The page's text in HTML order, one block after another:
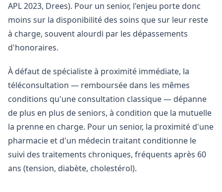
APL 2023, Drees). Pour un senior, l'enjeu porte donc
moins sur la disponibilité des soins que sur leur reste
à charge, souvent alourdi par les dépassements
d'honoraires.
À défaut de spécialiste à proximité immédiate, la
téléconsultation — remboursée dans les mêmes
conditions qu'une consultation classique — dépanne
de plus en plus de seniors, à condition que la mutuelle
la prenne en charge. Pour un senior, la proximité d'une
pharmacie et d'un médecin traitant conditionne le
suivi des traitements chroniques, fréquents après 60
ans (tension, diabète, cholestérol).